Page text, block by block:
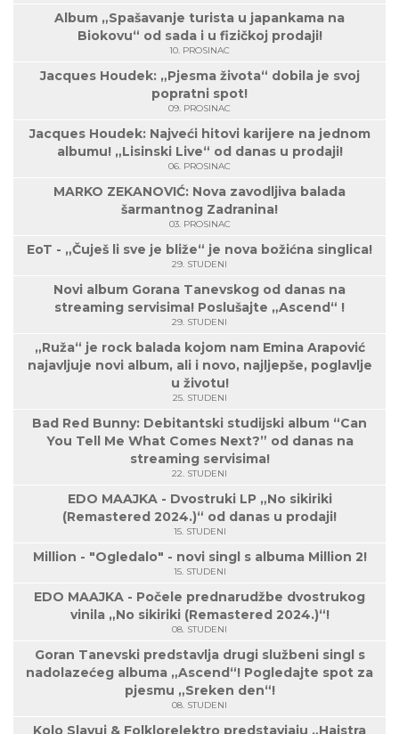
Album „Spašavanje turista u japankama na
Biokovu“ od sada i u fizičkoj prodaji!
10. PROSINAC
Jacques Houdek: „Pjesma života“ dobila je svoj
popratni spot!
09. PROSINAC
Jacques Houdek: Najveći hitovi karijere na jednom
albumu! „Lisinski Live“ od danas u prodaji!
06. PROSINAC
MARKO ZEKANOVIĆ: Nova zavodljiva balada
šarmantnog Zadranina!
03. PROSINAC
EoT - „Čuješ li sve je bliže“ je nova božićna singlica!
29. STUDENI
Novi album Gorana Tanevskog od danas na
streaming servisima! Poslušajte „Ascend“ !
29. STUDENI
„Ruža“ je rock balada kojom nam Emina Arapović
najavljuje novi album, ali i novo, najljepše, poglavlje
u životu!
25. STUDENI
Bad Red Bunny: Debitantski studijski album “Can
You Tell Me What Comes Next?” od danas na
streaming servisima!
22. STUDENI
EDO MAAJKA - Dvostruki LP „No sikiriki
(Remastered 2024.)“ od danas u prodaji!
15. STUDENI
Million - "Ogledalo" - novi singl s albuma Million 2!
15. STUDENI
EDO MAAJKA - Počele prednarudžbe dvostrukog
vinila „No sikiriki (Remastered 2024.)“!
08. STUDENI
Goran Tanevski predstavlja drugi službeni singl s
nadolazećeg albuma „Ascend“! Pogledajte spot za
pjesmu „Sreken den“!
08. STUDENI